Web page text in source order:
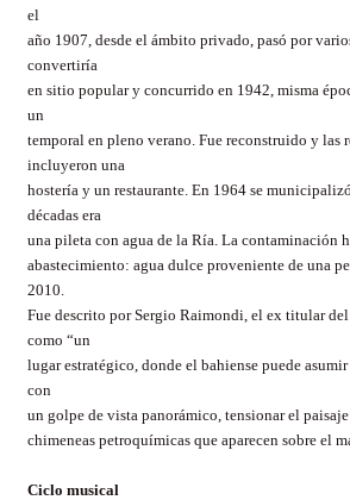
el
año 1907, desde el ámbito privado, pasó por
convertiría
en sitio popular y concurrido en 1942, misma
un
temporal en pleno verano. Fue reconstruido y las
incluyeron una
hostería y un restaurante. En 1964 se
décadas era
una pileta con agua de la Ría. La contaminación
abastecimiento: agua dulce proveniente de una
2010.
Fue descrito por Sergio Raimondi, el ex titular
como “un
lugar estratégico, donde el bahiense puede
con
un golpe de vista panorámico, tensionar el
chimeneas petroquímicas que aparecen sobre el
Ciclo musical